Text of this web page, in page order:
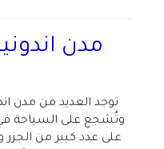
مدن
توجد العديد من مدن
وتُشجع على السياحة في
على عدد كبير من الجزر